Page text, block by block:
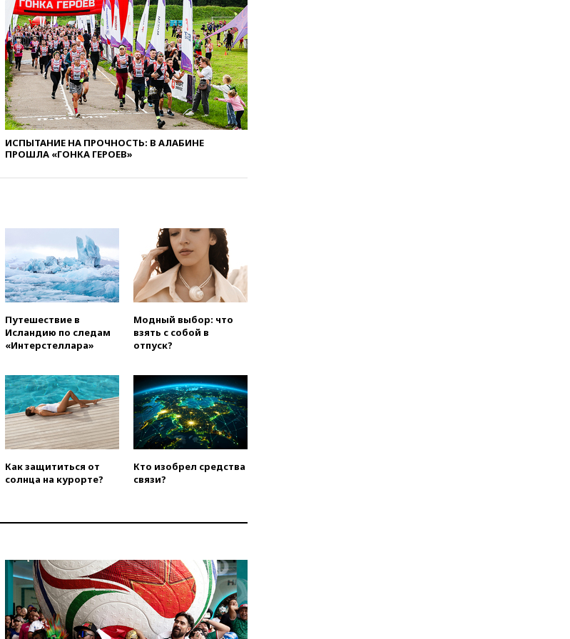
снимет триллер для Netflix
вчера, 22:20 Турция призвала
к мораторию на удары по
торговым судам в Черном
море
вчера, 21:43Экс-
председатель Верховного
суда Венгрии согласился стать
вчера, 20:58
Болгарии: упавший в стране
беспилотник, скорее всего,
был украинским
вчера, 19:29ОАЭ обвинили
Иран в атаке на судно
нефтяной компании ADNOC в
вчера, 18:56 «Газпром»: объем
газа в европейских подземных
антирекорда
вчера, 18:25ТАСС: Уиткофф и
Кушнер могут вскоре посетить
Москву и Киев
вчера, 17:43«Тиса» выдвинула
экс-председателя Верховного
суда на пост президента
Венгрии
авантюра Германии ставит под
взорвался вблизи
газопровода в Болгарии
вчера, 15:25При атаке БПЛА в
Белгородской области погиб
мирный житель
ИСПЫТАНИЕ НА ПРОЧНОСТЬ: В АЛАБИНЕ
ПРОШЛА «ГОНКА ГЕРОЕВ»
Путешествие в
Исландию по следам
«Интерстеллара»
Модный выбор: что
взять с собой в
отпуск?
Как защититься от
солнца на курорте?
Кто изобрел средства
связи?